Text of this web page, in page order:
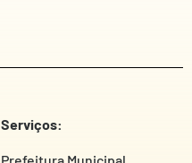
Serviços: